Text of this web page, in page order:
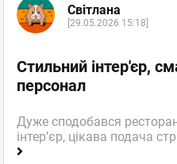
Світлана
[29.05.2026 15:18]
Стильний інтер'єр,
персонал
Дуже сподобався
інтер’єр, цікава подача